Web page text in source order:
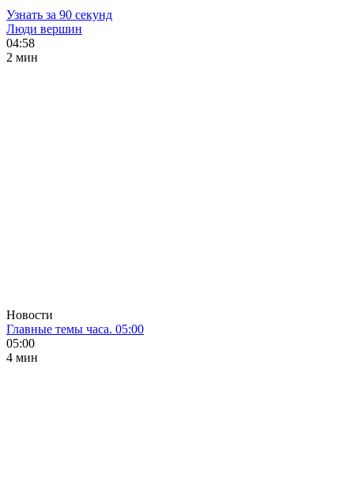
Узнать за 90 секунд
Люди вершин
04:58
2 мин
Новости
Главные темы часа. 05:00
05:00
4 мин